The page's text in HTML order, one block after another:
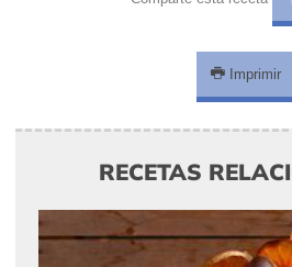
Imprimir
RECETAS